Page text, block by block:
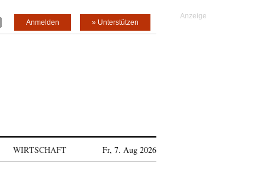
» Unterstützen
Anmelden
WIRTSCHAFT Fr, 7. Aug 2026